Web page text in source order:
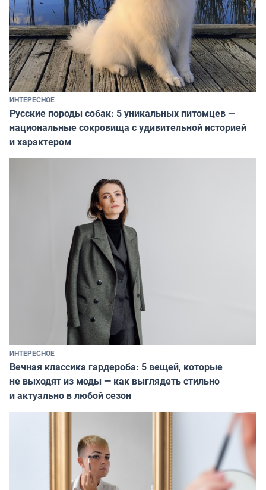
ИНТЕРЕСНОЕ
Русские породы собак: 5 уникальных питомцев —
национальные сокровища с удивительной историей
и характером
ИНТЕРЕСНОЕ
Вечная классика гардероба: 5 вещей, которые
не выходят из моды — как выглядеть стильно
и актуально в любой сезон